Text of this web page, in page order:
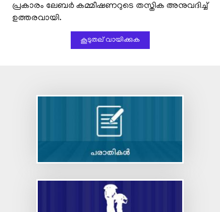
reg.
Nurse,Bed Ratio in Private Hospital
Sector-orders issued-reg
Draft Rules - Code on Occupational Safety, Health and
Draft Rules - Code on Industrial Relations
Draft Rules - Code on Wages
പ്രകാരം ലേബര്‍ കമ്മീഷണറുടെ തസ്തിക അനുവദിച്ച്
ഉത്തരവായി.
കൂടുതല് വായിക്കുക